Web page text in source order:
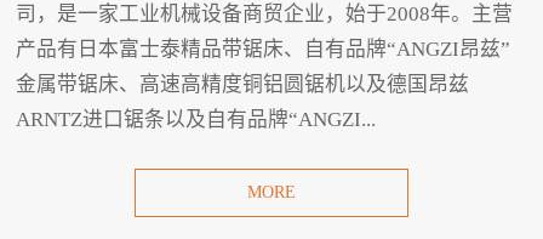
司，是一家工业机械设备商贸企业，始于2008年。主营
产品有日本富士泰精品带锯床、自有品牌“ANGZI昂兹”
金属带锯床、高速高精度铜铝圆锯机以及德国昂兹
ARNTZ进口锯条以及自有品牌“ANGZI...
MORE